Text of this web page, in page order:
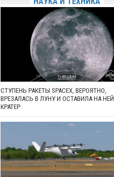
СТУПЕНЬ РАКЕТЫ SPACEX, ВЕРОЯТНО,
ВРЕЗАЛАСЬ В ЛУНУ И ОСТАВИЛА НА НЕЙ
КРАТЕР